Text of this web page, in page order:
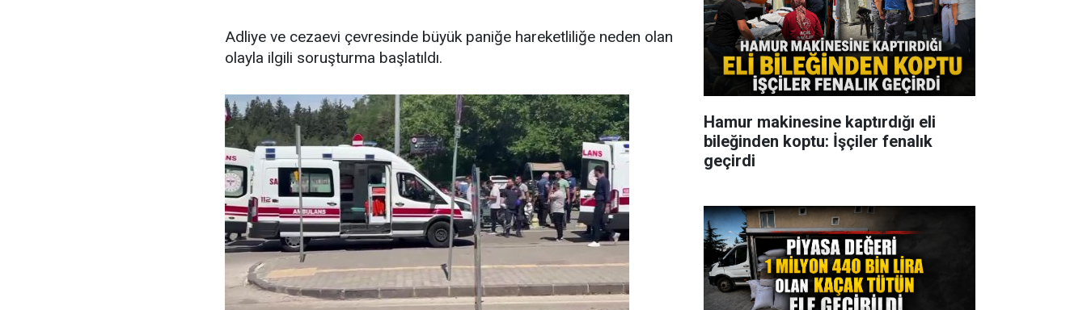
Adliye ve cezaevi çevresinde büyük paniğe hareketliliğe neden olan
olayla ilgili soruşturma başlatıldı.
Hamur makinesine kaptırdığı eli
bileğinden koptu: İşçiler fenalık
geçirdi